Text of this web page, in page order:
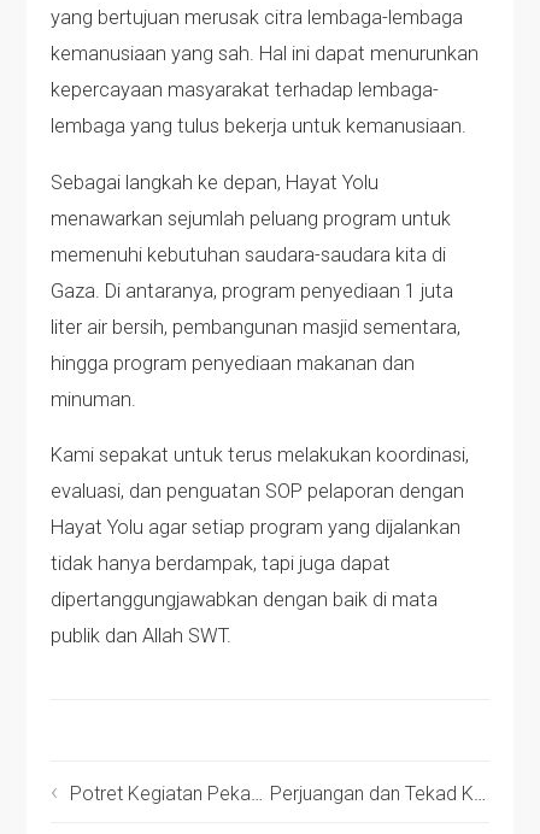
yang bertujuan merusak citra lembaga-lembaga
kemanusiaan yang sah. Hal ini dapat menurunkan
kepercayaan masyarakat terhadap lembaga-
lembaga yang tulus bekerja untuk kemanusiaan.
Sebagai langkah ke depan, Hayat Yolu
menawarkan sejumlah peluang program untuk
memenuhi kebutuhan saudara-saudara kita di
Gaza. Di antaranya, program penyediaan 1 juta
liter air bersih, pembangunan masjid sementara,
hingga program penyediaan makanan dan
minuman.
Kami sepakat untuk terus melakukan koordinasi,
evaluasi, dan penguatan SOP pelaporan dengan
Hayat Yolu agar setiap program yang dijalankan
tidak hanya berdampak, tapi juga dapat
dipertanggungjawabkan dengan baik di mata
publik dan Allah SWT.
Potret Kegiatan Pekan Pertama Santri Baru Kuttab Sinergi Perjuangan dan Tekad Kuat Bu Indriyani, Usahakan Penuhi Asupan Buah Hatinya Jelang Operasi Bibir Sumbing